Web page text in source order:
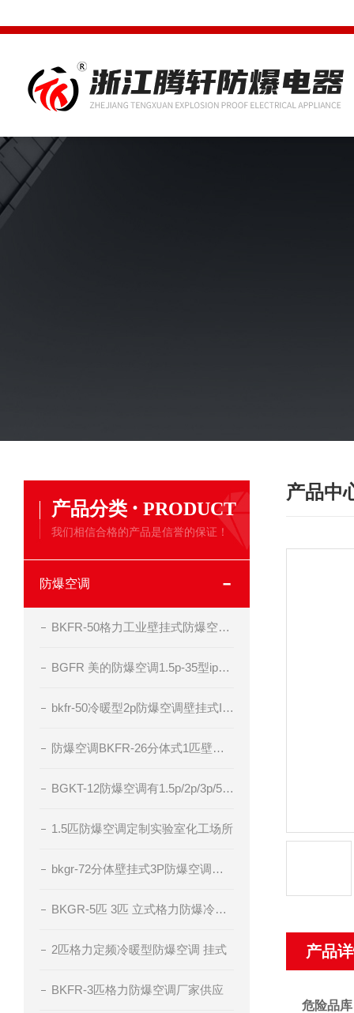
产品分类 · PRODUCT
我们相信合格的产品是信誉的保证！
防爆空调
BKFR-50格力工业壁挂式防爆空调器
BGFR 美的防爆空调1.5p-35型ip54 bt4级
bkfr-50冷暖型2p防爆空调壁挂式II BT4
防爆空调BKFR-26分体式1匹壁挂厂家直供
BGKT-12防爆空调有1.5p/2p/3p/5p电压220v/380v
1.5匹防爆空调定制实验室化工场所
bkgr-72分体壁挂式3P防爆空调器IIC级粉尘防爆
BKGR-5匹 3匹 立式格力防爆冷暖型空调
2匹格力定频冷暖型防爆空调 挂式
BKFR-3匹格力防爆空调厂家供应
产品中
产品
危险品